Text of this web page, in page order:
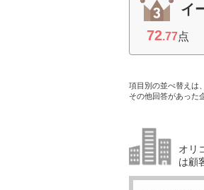
イ
72.77点
項目別の並べ替えは
その他回答があった
オリ
は顧